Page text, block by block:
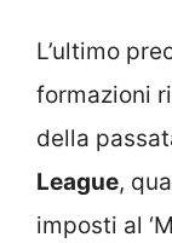
L’ultimo
formazioni
della
League,
imposti al